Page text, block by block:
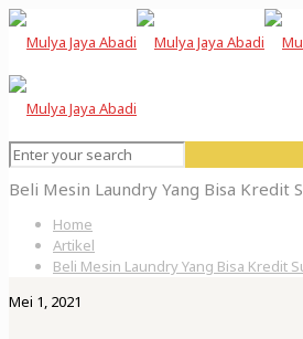
Beli Mesin Laundry Yang Bisa Kredit
Home
Artikel
Beli Mesin Laundry Yang Bisa Kredit
Mei 1, 2021